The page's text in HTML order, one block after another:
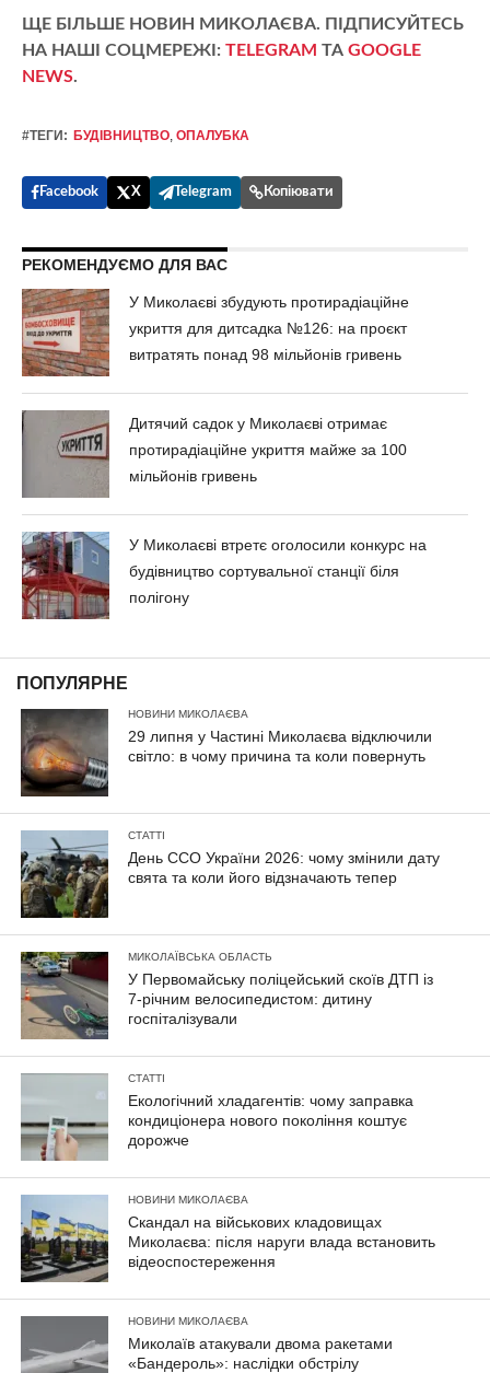
ЩЕ БІЛЬШЕ НОВИН МИКОЛАЄВА. ПІДПИСУЙТЕСЬ
НА НАШІ СОЦМЕРЕЖІ: TELEGRAM ТА GOOGLE
NEWS.
#ТЕГИ: БУДІВНИЦТВО, ОПАЛУБКА
Facebook X Telegram Копіювати
РЕКОМЕНДУЄМО ДЛЯ ВАС
У Миколаєві збудують протирадіаційне
укриття для дитсадка №126: на проєкт
витратять понад 98 мільйонів гривень
Дитячий садок у Миколаєві отримає
протирадіаційне укриття майже за 100
мільйонів гривень
У Миколаєві втретє оголосили конкурс на
будівництво сортувальної станції біля
полігону
ПОПУЛЯРНЕ
НОВИНИ МИКОЛАЄВА
29 липня у Частині Миколаєва відключили
світло: в чому причина та коли повернуть
СТАТТІ
День ССО України 2026: чому змінили дату
свята та коли його відзначають тепер
МИКОЛАЇВСЬКА ОБЛАСТЬ
У Первомайську поліцейський скоїв ДТП із
7-річним велосипедистом: дитину
госпіталізували
СТАТТІ
Екологічний хладагентів: чому заправка
кондиціонера нового покоління коштує
дорожче
НОВИНИ МИКОЛАЄВА
Скандал на військових кладовищах
Миколаєва: після наруги влада встановить
відеоспостереження
НОВИНИ МИКОЛАЄВА
Миколаїв атакували двома ракетами
«Бандероль»: наслідки обстрілу